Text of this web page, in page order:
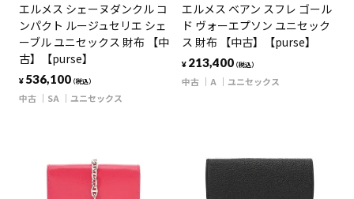
エルメス シェーヌダンクル コ
ンパクト ルージュセリエ シェ
ーブル ユニセックス 財布 【中
古】【purse】
¥ 536,100（税込）
中古 SA ユニセックス
エルメス ベアン スフレ ゴール
ド ヴォーエプソン ユニセック
ス 財布 【中古】【purse】
¥ 213,400（税込）
中古 A ユニセックス